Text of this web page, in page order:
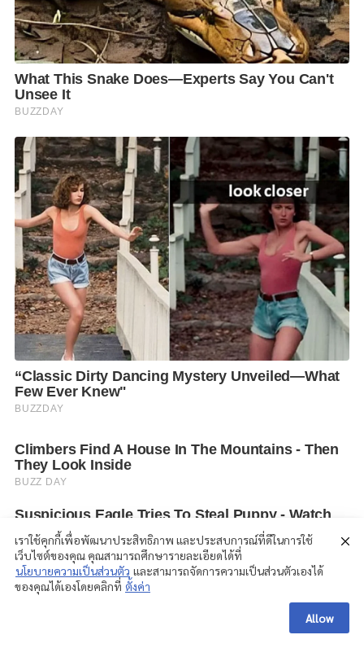
เราใช้คุกกี้เพื่อพัฒนาประสิทธิภาพ และประสบการณ์ที่ดีในการใช้
เว็บไซต์ของคุณ คุณสามารถศึกษารายละเอียดได้ที่
นโยบายความเป็นส่วนตัว และสามารถจัดการความเป็นส่วนตัวเองได้
ของคุณได้เองโดยคลิกที่ ตั้งค่า
Allow